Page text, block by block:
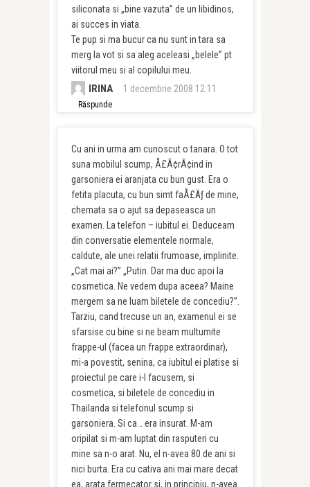
siliconata si „bine vazuta” de un libidinos,
ai succes in viata.
Te pup si ma bucur ca nu sunt in tara sa
merg la vot si sa aleg aceleasi „belele” pt
viitorul meu si al copilului meu.
IRINA 1 decembrie 2008 12:11
Răspunde
Cu ani in urma am cunoscut o tanara. O tot
suna mobilul scump, Å£Ã¢rÃ¢ind in
garsoniera ei aranjata cu bun gust. Era o
fetita placuta, cu bun simt faÅ£Äƒ de mine,
chemata sa o ajut sa depaseasca un
examen. La telefon – iubitul ei. Deduceam
din conversatie elementele normale,
caldute, ale unei relatii frumoase, implinite.
„Cat mai ai?” „Putin. Dar ma duc apoi la
cosmetica. Ne vedem dupa aceea? Maine
mergem sa ne luam biletele de concediu?”.
Tarziu, cand trecuse un an, examenul ei se
sfarsise cu bine si ne beam multumite
frappe-ul (facea un frappe extraordinar),
mi-a povestit, senina, ca iubitul ei platise si
proiectul pe care i-l facusem, si
cosmetica, si biletele de concediu in
Thailanda si telefonul scump si
garsoniera. Si ca… era insurat. M-am
oripilat si m-am luptat din rasputeri cu
mine sa n-o arat. Nu, el n-avea 80 de ani si
nici burta. Era cu cativa ani mai mare decat
ea, arata fermecator si, in principiu, n-avea